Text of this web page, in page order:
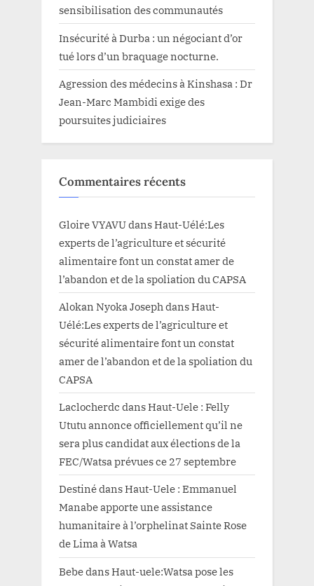
sensibilisation des communautés
Insécurité à Durba : un négociant d’or
tué lors d’un braquage nocturne.
Agression des médecins à Kinshasa : Dr
Jean-Marc Mambidi exige des
poursuites judiciaires
Commentaires récents
Gloire VYAVUdansHaut-Uélé:Les
experts de l’agriculture et sécurité
alimentaire font un constat amer de
l’abandon et de la spoliation du CAPSA
Alokan Nyoka JosephdansHaut-
Uélé:Les experts de l’agriculture et
sécurité alimentaire font un constat
amer de l’abandon et de la spoliation du
CAPSA
Laclocherdc dansHaut-Uele : Felly
Ututu annonce officiellement qu’il ne
sera plus candidat aux élections de la
FEC/Watsa prévues ce 27 septembre
DestinédansHaut-Uele : Emmanuel
Manabe apporte une assistance
humanitaire à l’orphelinat Sainte Rose
de Lima à Watsa
BebedansHaut-uele:Watsa pose les